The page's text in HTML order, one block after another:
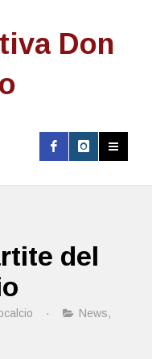
Don
del
· News,